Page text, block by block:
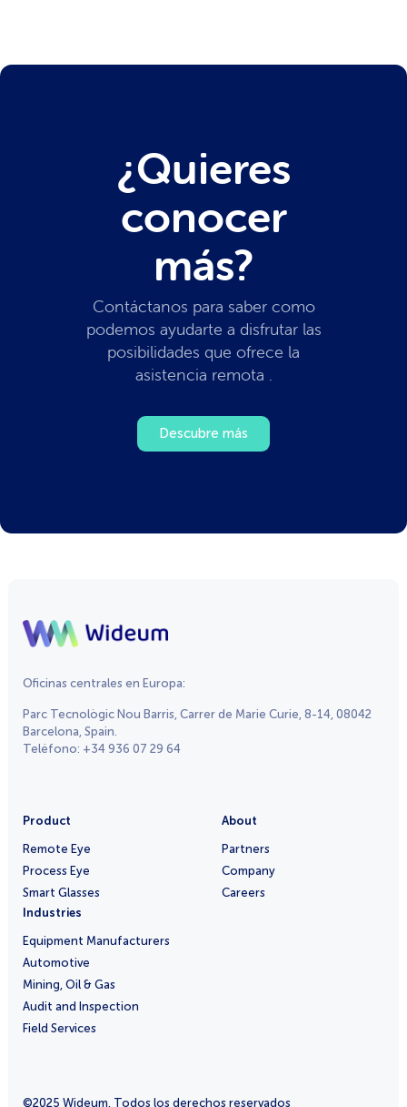
¿Quieres
conocer
más?
Contáctanos para saber como
podemos ayudarte a disfrutar las
posibilidades que ofrece la
asistencia remota .
Descubre más
Oficinas centrales en Europa:
Parc Tecnològic Nou Barris, Carrer de Marie Curie, 8-14, 08042
Barcelona, Spain.
Teléfono: +34 936 07 29 64
Product
Remote Eye
Process Eye
Smart Glasses
Industries
Equipment Manufacturers
Automotive
Mining, Oil & Gas
Audit and Inspection
Field Services
About
Partners
Company
Careers
©2025 Wideum. Todos los derechos reservados